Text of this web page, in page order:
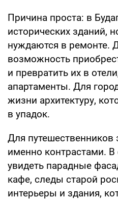
Причина проста: в
исторических зданий,
нуждаются в ремонте.
возможность
и превратить их в
апартаменты. Для
жизни архитектуру,
в упадок.
Для путешественников
именно контрастами.
увидеть парадные
кафе, следы старой
интерьеры и здания,